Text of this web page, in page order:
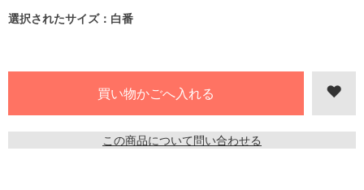
選択されたサイズ：白番
この商品について問い合わせる